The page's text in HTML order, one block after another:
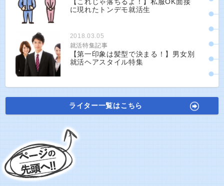
【これじゃ落ちるよ！】私服OK面接
に現れたトンデモ就活生
2018.03.05
就活特集記事
【第一印象は髪型で決まる！】男女別
就活ヘアスタイル特集
ライター一覧はこちら